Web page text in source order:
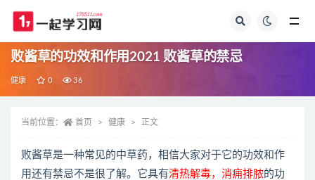
败酱草的功效和作用2021 败酱草的禁忌
健康 0 36
当前位置： 首页 健康 正文
败酱草是一种常见的中草药，相信大家对于它的功效和作
用还有禁忌不是很了解。它具有清热解毒，消痈排脓的功